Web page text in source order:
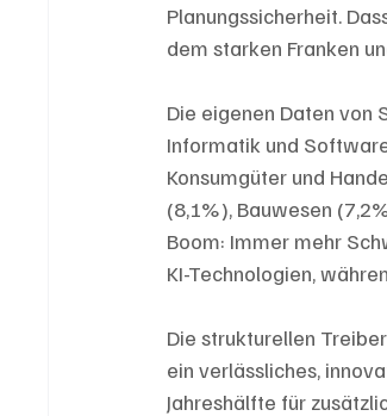
Planungssicherheit.
dem starken Franken
Die eigenen Daten von
Informatik und
Konsumgüter und
(8,1%), Bauwesen
Boom: Immer mehr
KI-Technologien,
Die strukturellen
ein verlässliches,
Jahreshälfte für